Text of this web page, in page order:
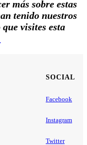
más sobre estas
tenido nuestros
visites esta
SOCIAL
Facebook
Instagram
Twitter